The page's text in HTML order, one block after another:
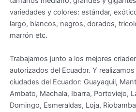
variedades y colores: estándar,
largo, blancos, negros, dorados,
marrón etc.
Trabajamos junto a los mejores
autorizados del Ecuador. Y
ciudades del Ecuador: Guayaquil,
Ambato, Machala, Ibarra, Portoviejo,
Domingo, Esmeraldas, Loja,